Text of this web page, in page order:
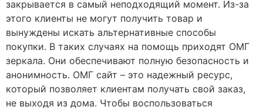
закрывается в самый неподходящий момент. Из-за
этого клиенты не могут получить товар и
вынуждены искать альтернативные способы
покупки. В таких случаях на помощь приходят ОМГ
зеркала. Они обеспечивают полную безопасность и
анонимность. ОМГ сайт – это надежный ресурс,
который позволяет клиентам получать свой заказ,
не выходя из дома. Чтобы воспользоваться